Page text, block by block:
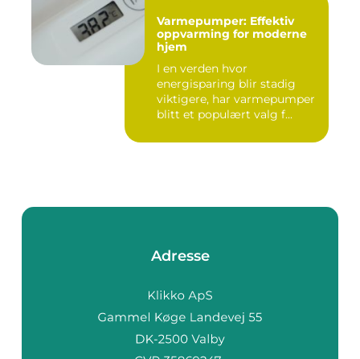
Varmepumper: Effektiv
oppvarming for moderne
hjem
I en verden hvor
energisparing blir stadig
viktigere, har varmepumper
blitt et populært valg f...
Adresse